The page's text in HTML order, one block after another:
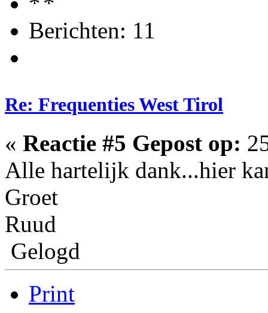
Berichten: 11
Re: Frequenties West Tirol
« Reactie #5 Gepost op:
Alle hartelijk dank...hier
Groet
Ruud
Gelogd
Print